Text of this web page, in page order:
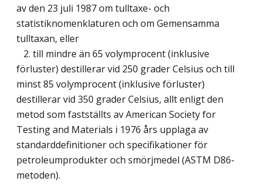
av den 23 juli 1987 om tulltaxe- och
statistiknomenklaturen och om Gemensamma
tulltaxan, eller
2. till mindre än 65 volymprocent (inklusive
förluster) destillerar vid 250 grader Celsius och till
minst 85 volymprocent (inklusive förluster)
destillerar vid 350 grader Celsius, allt enligt den
metod som fastställts av American Society for
Testing and Materials i 1976 års upplaga av
standarddefinitioner och specifikationer för
petroleumprodukter och smörjmedel (ASTM D86-
metoden).